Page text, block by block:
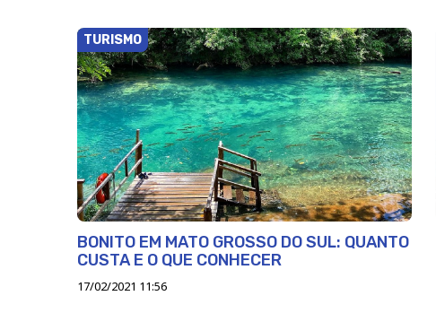
TURISMO
BONITO EM MATO GROSSO DO SUL: QUANTO
CUSTA E O QUE CONHECER
17/02/2021 11:56